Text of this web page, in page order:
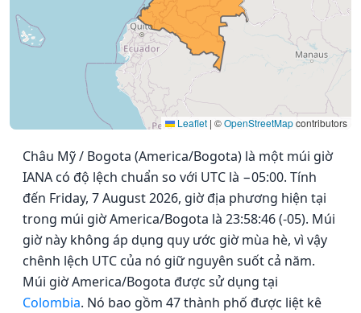
Leaflet | ©OpenStreetMapcontributors
Châu Mỹ / Bogota (America/Bogota) là một múi giờ
IANA có độ lệch chuẩn so với UTC là −05:00. Tính
đến Friday, 7 August 2026, giờ địa phương hiện tại
trong múi giờ America/Bogota là 23:58:46 (-05). Múi
giờ này không áp dụng quy ước giờ mùa hè, vì vậy
chênh lệch UTC của nó giữ nguyên suốt cả năm.
Múi giờ America/Bogota được sử dụng tại
Colombia. Nó bao gồm 47 thành phố được liệt kê